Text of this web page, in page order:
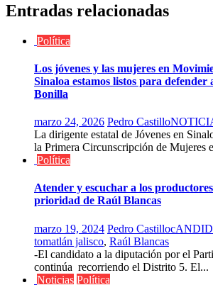
Entradas relacionadas
Política
Los jóvenes y las mujeres en
Sinaloa estamos listos para defender
Bonilla
marzo 24, 2026 Pedro Castillo
La dirigente estatal de Jóvenes en
la Primera Circunscripción de Mujeres
Política
Atender y escuchar a los
prioridad de Raúl Blancas
marzo 19, 2024 Pedro Castillo
tomatlán jalisco, Raúl Blancas
-El candidato a la diputación por el
continúa recorriendo el Distrito 5. El...
Noticias Política